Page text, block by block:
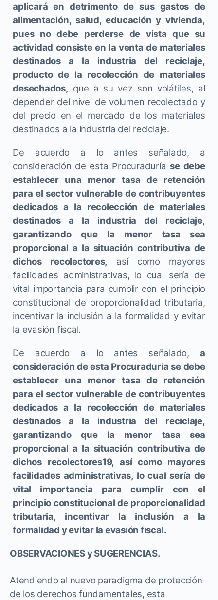
aplicará en detrimento de sus gastos de
alimentación, salud, educación y vivienda,
pues no debe perderse de vista que su
actividad consiste en la venta de materiales
destinados a la industria del reciclaje,
producto de la recolección de materiales
desechados, que a su vez son volátiles, al
depender del nivel de volumen recolectado y
del precio en el mercado de los materiales
destinados a la industria del reciclaje.
De acuerdo a lo antes señalado, a
consideración de esta Procuraduríase debe
establecer una menor tasa de retención
para el sector vulnerable de contribuyentes
dedicados a la recolección de materiales
destinados a la industria del reciclaje,
garantizando que la menor tasa sea
proporcional a la situación contributiva de
dichos recolectores, así como mayores
facilidades administrativas, lo cual sería de
vital importancia para cumplir con el principio
constitucional de proporcionalidad tributaria,
incentivar la inclusión a la formalidad y evitar
la evasión fiscal.
De acuerdo a lo antes señalado, a
consideración de esta Procuraduría se debe
establecer una menor tasa de retención
para el sector vulnerable de contribuyentes
dedicados a la recolección de materiales
destinados a la industria del reciclaje,
garantizando que la menor tasa sea
proporcional a la situación contributiva de
dichos recolectores19, así como mayores
facilidades administrativas, lo cual sería de
vital importancia para cumplir con el
principio constitucional de proporcionalidad
tributaria, incentivar la inclusión a la
formalidad y evitar la evasión fiscal.
OBSERVACIONES y SUGERENCIAS.
Atendiendo al nuevo paradigma de protección
de los derechos fundamentales, esta